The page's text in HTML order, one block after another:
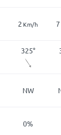
2 Km/h 7
325°
NW
0%